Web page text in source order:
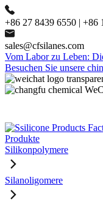
+86 27 8439 6550 | +86
sales@cfsilanes.com
Vom Labor zu Leben:
Besuchen Sie unsere
Produkte
Silikonpolymere
Silanoligomere